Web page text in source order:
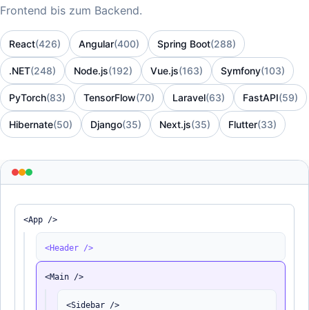
Frontend bis zum Backend.
React(426) Angular(400) Spring Boot(288)
.NET(248) Node.js(192) Vue.js(163) Symfony(103)
PyTorch(83) TensorFlow(70) Laravel(63) FastAPI(59)
Hibernate(50) Django(35) Next.js(35) Flutter(33)
<App />
<Header />
<Main />
<Sidebar />